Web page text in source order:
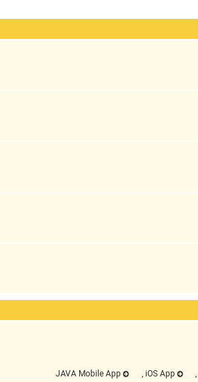
,
iOS App
,
JAVA Mobile App